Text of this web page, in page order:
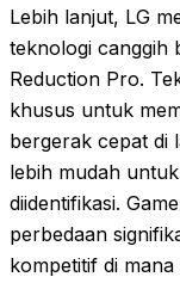
Lebih lanjut, LG
teknologi canggih
Reduction Pro.
khusus untuk
bergerak cepat di
lebih mudah
diidentifikasi.
perbedaan
kompetitif di